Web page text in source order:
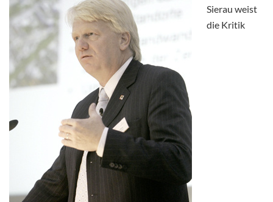
Sierau weist
die Kritik